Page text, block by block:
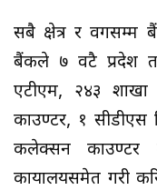
सबै क्षेत्र र वर्गसम्म
बैंकले ७ वटै प्रदेश
एटीएम, २४३
काउण्टर, १ सीडीएस
कलेक्सन काउण्टर
कार्यालयसमेत गरी